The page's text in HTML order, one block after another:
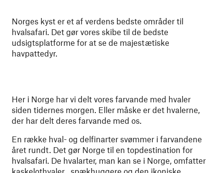
Norges kyst er et af verdens bedste områder til
hvalsafari. Det gør vores skibe til de bedste
udsigtsplatforme for at se de majestætiske
havpattedyr.
Her i Norge har vi delt vores farvande med hvaler
siden tidernes morgen. Eller måske er det hvalerne,
der har delt deres farvande med os.
En række hval- og delfinarter svømmer i farvandene
året rundt. Det gør Norge til en topdestination for
hvalsafari. De hvalarter, man kan se i Norge, omfatter
kaskelothvaler , spækhuggere og den ikoniske